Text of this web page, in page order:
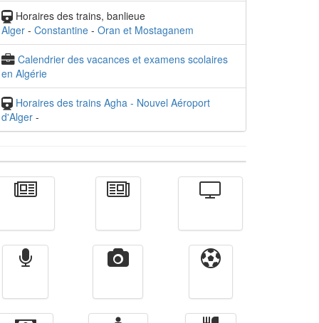
Horaires des trains, banlieue
Alger - Constantine - Oran et Mostaganem
Calendrier des vacances et examens scolaires
en Algérie
Horaires des trains Agha - Nouvel Aéroport
d'Alger -